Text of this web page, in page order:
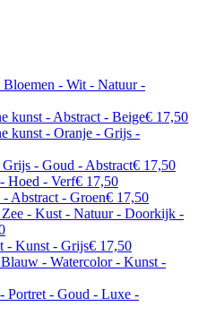
- Wit - Natuur -
kunst - Abstract - Beige€ 17,50
kunst - Oranje - Grijs -
- Goud - Abstract€ 17,50
Hoed - Verf€ 17,50
Abstract - Groen€ 17,50
- Kust - Natuur - Doorkijk -
- Kunst - Grijs€ 17,50
- Watercolor - Kunst -
Portret - Goud - Luxe -